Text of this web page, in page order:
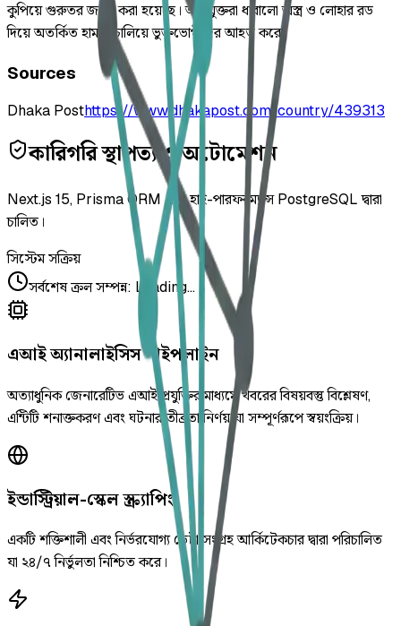
কুপিয়ে গুরুতর জখম করা হয়েছে। অভিযুক্তরা ধারালো অস্ত্র ও লোহার রড
দিয়ে অতর্কিত হামলা চালিয়ে ভুক্তভোগীদের আহত করে।
Sources
Dhaka Posthttps://www.dhakapost.com/country/439313
কারিগরি স্থাপত্য ও অটোমেশন
Next.js 15, Prisma ORM এবং হাই-পারফরম্যান্স PostgreSQL দ্বারা
চালিত।
সিস্টেম সক্রিয়
সর্বশেষ ক্রল সম্পন্ন: Loading...
এআই অ্যানালাইসিস পাইপলাইন
অত্যাধুনিক জেনারেটিভ এআই প্রযুক্তির মাধ্যমে খবরের বিষয়বস্তু বিশ্লেষণ,
এন্টিটি শনাক্তকরণ এবং ঘটনার তীব্রতা নির্ণয় যা সম্পূর্ণরূপে স্বয়ংক্রিয়।
ইন্ডাস্ট্রিয়াল-স্কেল স্ক্র্যাপিং
একটি শক্তিশালী এবং নির্ভরযোগ্য ডেটা সংগ্রহ আর্কিটেকচার দ্বারা পরিচালিত
যা ২৪/৭ নির্ভুলতা নিশ্চিত করে।